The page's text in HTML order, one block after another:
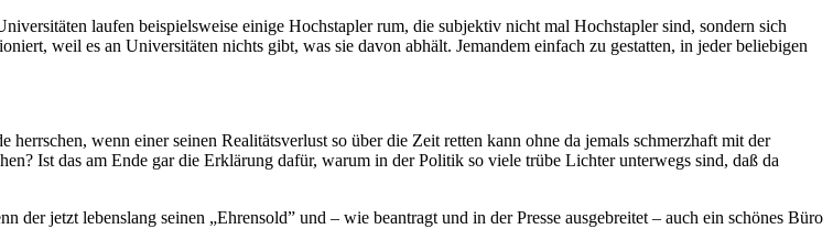
laufen beispielsweise einige Hochstapler rum, die subjektiv nicht mal Hochstapler sind, sondern sich
weil es an Universitäten nichts gibt, was sie davon abhält. Jemandem einfach zu gestatten, in jeder beliebigen
wenn einer seinen Realitätsverlust so über die Zeit retten kann ohne da jemals schmerzhaft mit der
Ist das am Ende gar die Erklärung dafür, warum in der Politik so viele trübe Lichter unterwegs sind, daß da
jetzt lebenslang seinen „Ehrensold” und – wie beantragt und in der Presse ausgebreitet – auch ein schönes Büro